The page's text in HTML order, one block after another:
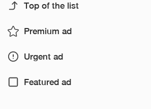
Top of the list
Premium ad
Urgent ad
Featured ad